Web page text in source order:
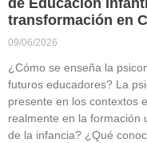
de Educación
transformación en
09/06/2026
¿Cómo se enseña la
futuros educadores? La
presente en los contextos
realmente en la formación
de la infancia? ¿Qué